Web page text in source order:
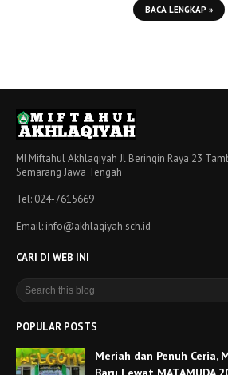
BACA LENGKAP »
MI Miftahul Akhlaqiyah Jl Beringin Raya 23
Semarang Jawa Tengah
Tel: 024-7615669
Email: info@akhlaqiyah.sch.id
CARI DI WEB INI
POPULAR POSTS
Meriah dan Penuh Ceria,